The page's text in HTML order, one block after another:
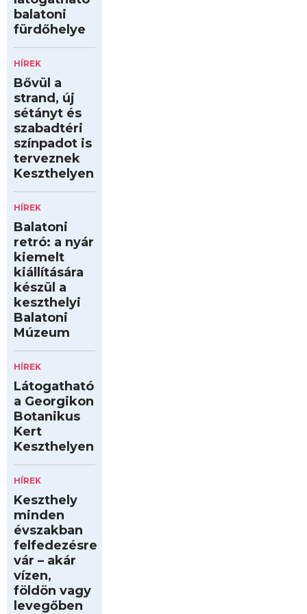
balatoni
fürdőhelye
HÍREK
Bővül a
strand, új
sétányt és
szabadtéri
színpadot is
terveznek
Keszthelyen
HÍREK
Balatoni
retró: a nyár
kiemelt
kiállítására
készül a
keszthelyi
Balatoni
Múzeum
HÍREK
Látogatható
a Georgikon
Botanikus
Kert
Keszthelyen
HÍREK
Keszthely
minden
évszakban
felfedezésre
vár – akár
vízen,
földön vagy
levegőben